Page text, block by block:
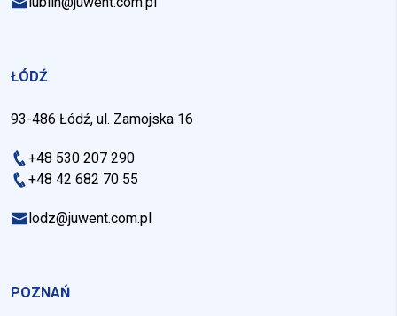
ŁÓDŹ
93-486 Łódź, ul. Zamojska 16
+48 530 207 290
+48 42 682 70 55
lodz@juwent.com.pl
POZNAŃ